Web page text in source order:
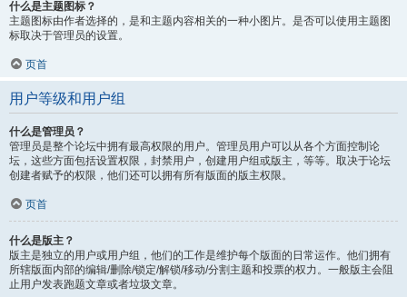
什么是主题图标？
主题图标由作者选择的，是和主题内容相关的一种小图片。是否可以使用主题图
标取决于管理员的设置。
页首
用户等级和用户组
什么是管理员？
管理员是整个论坛中拥有最高权限的用户。管理员用户可以从各个方面控制论
坛，这些方面包括设置权限，封禁用户，创建用户组或版主，等等。取决于论坛
创建者赋予的权限，他们还可以拥有所有版面的版主权限。
页首
什么是版主？
版主是独立的用户或用户组，他们的工作是维护每个版面的日常运作。他们拥有
所辖版面内部的编辑/删除/锁定/解锁/移动/分割主题和投票的权力。一般版主会阻
止用户发表跑题文章或者垃圾文章。